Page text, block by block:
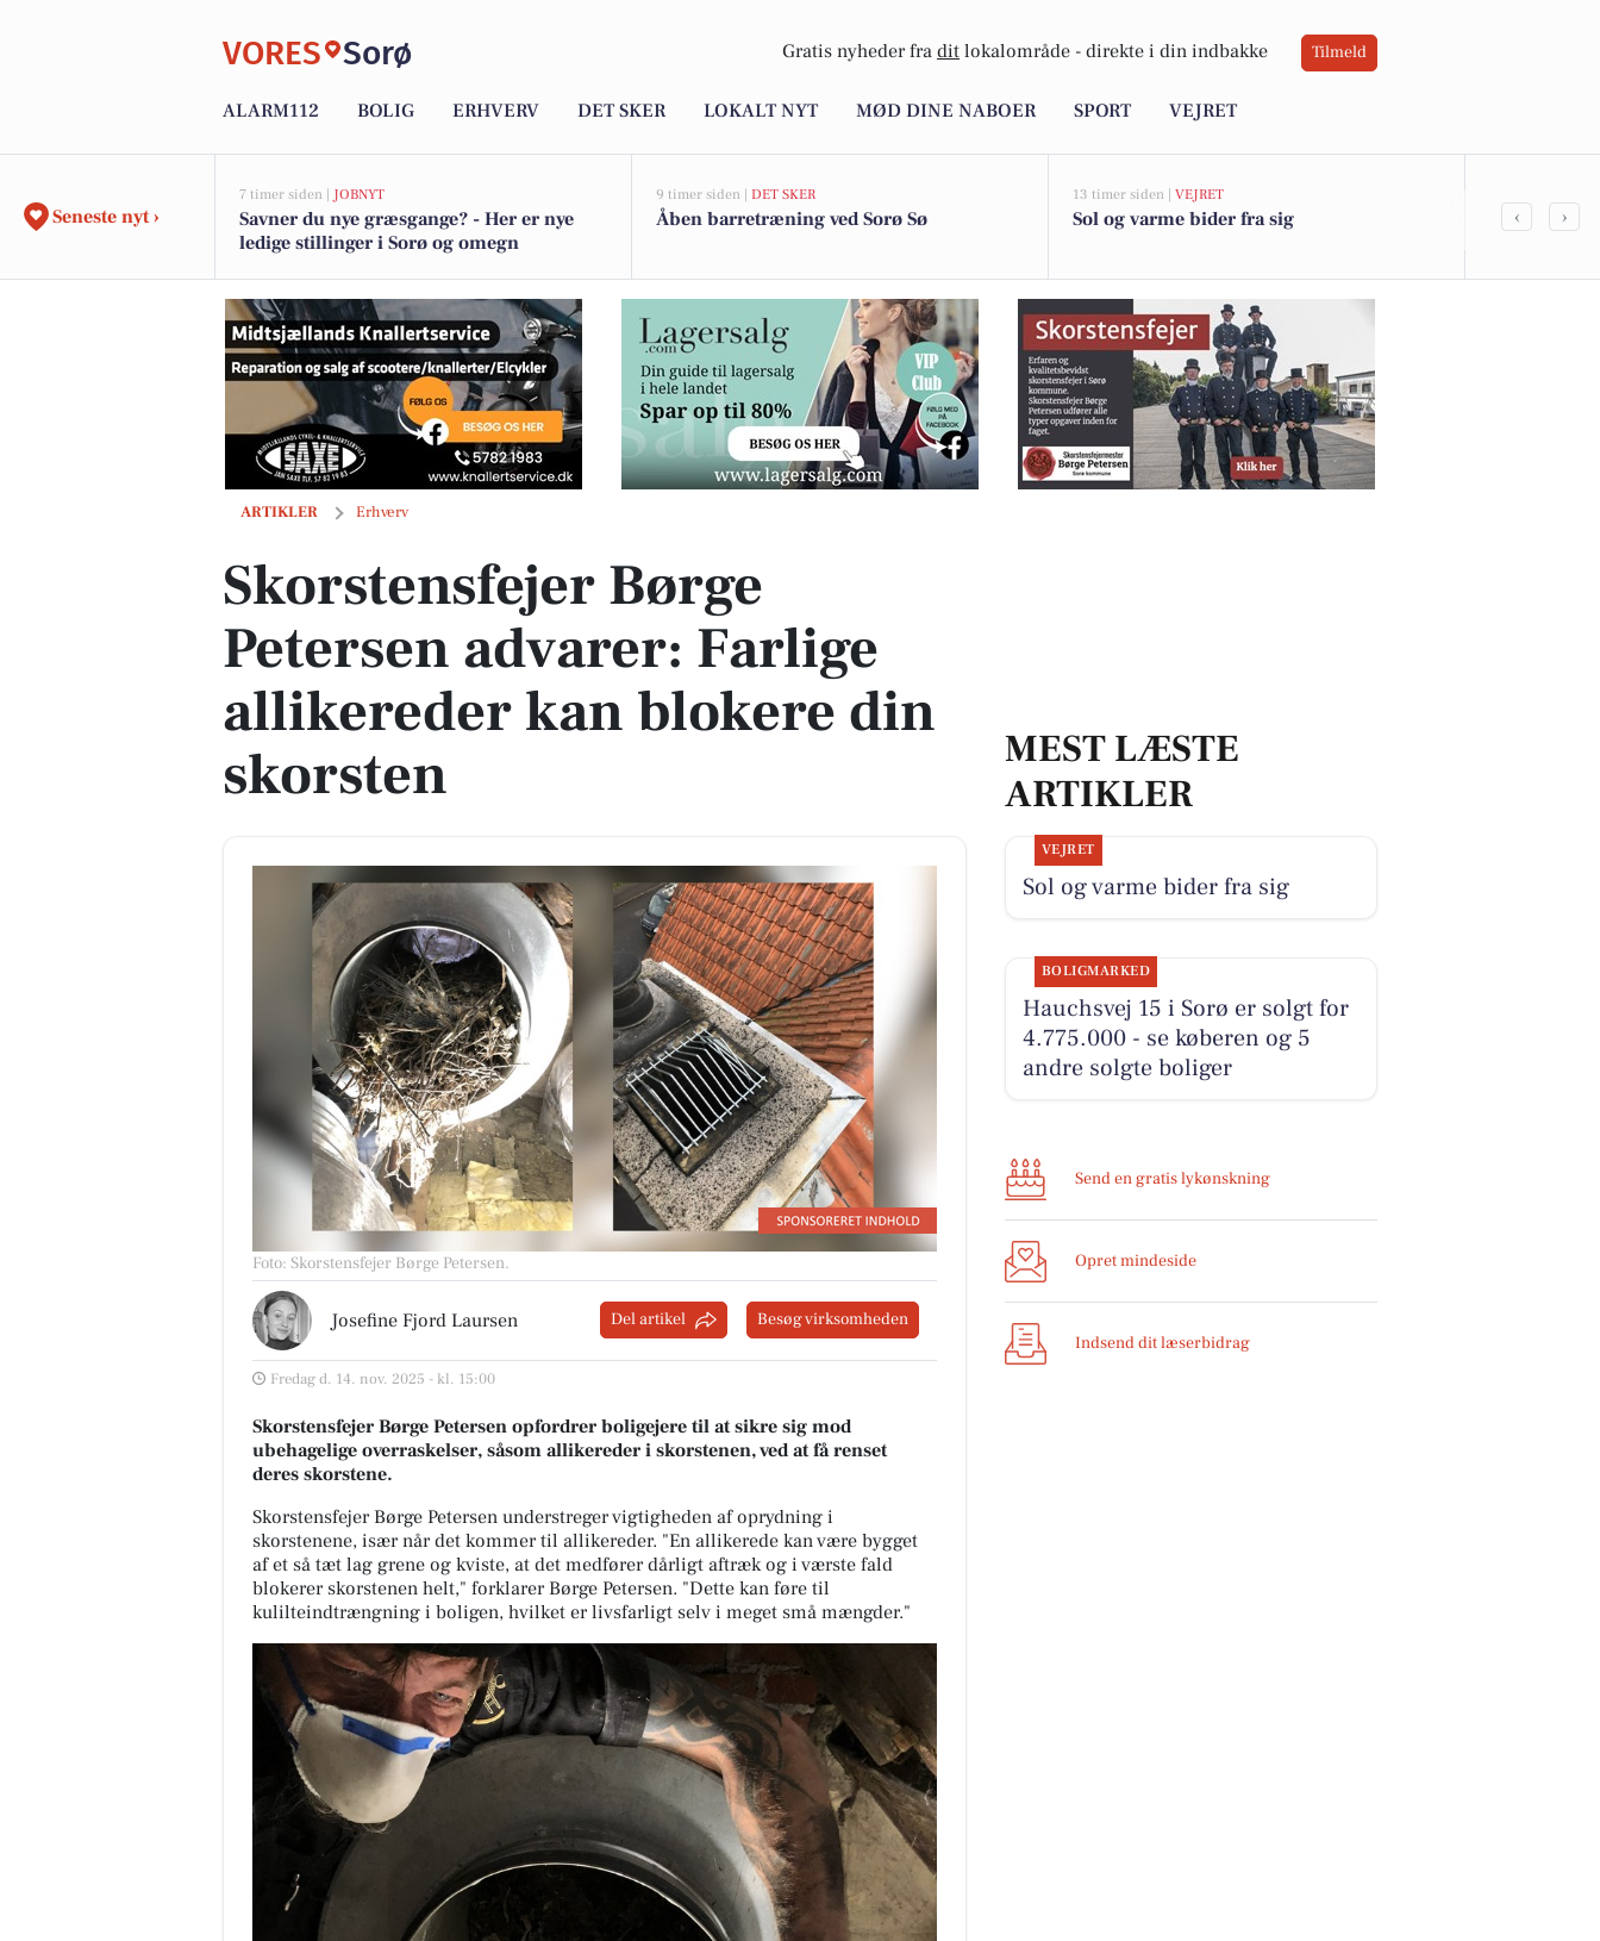
VORES Sorø Gratis nyheder fra dit lokalområde - direkte i din indbakke Tilmeld
ALARM112 BOLIG ERHVERV DET SKER LOKALT NYT MØD DINE NABOER SPORT VEJRET
Seneste nyt ›
7 timer siden | JOBNYT
Savner du nye græsgange? - Her er nye
ledige stillinger i Sorø og omegn
9 timer siden | DET SKER
Åben barretræning ved Sorø Sø
13 timer siden | VEJRET
Sol og varme bider fra sig
Lange
‹ ›
ARTIKLER Erhverv
Skorstensfejer Børge Petersen advarer: Farlige allikereder kan blokere din skorsten
Skorstensfejer Børge
Petersen advarer: Farlige
allikereder kan blokere din
skorsten
Foto: Skorstensfejer Børge Petersen.
Josefine Fjord Laursen Del artikel Besøg virksomheden
Fredag d. 14. nov. 2025 - kl. 15:00
Skorstensfejer Børge Petersen opfordrer boligejere til at sikre sig mod
ubehagelige overraskelser, såsom allikereder i skorstenen, ved at få renset
deres skorstene.
Skorstensfejer Børge Petersen understreger vigtigheden af oprydning i
skorstenene, især når det kommer til allikereder. "En allikerede kan være bygget
af et så tæt lag grene og kviste, at det medfører dårligt aftræk og i værste fald
blokerer skorstenen helt," forklarer Børge Petersen. "Dette kan føre til
kulilteindtrængning i boligen, hvilket er livsfarligt selv i meget små mængder."
MEST LÆSTE
ARTIKLER
VEJRET
Sol og varme bider fra sig
BOLIGMARKED
Hauchsvej 15 i Sorø er solgt for
4.775.000 - se køberen og 5
andre solgte boliger
Send en gratis lykønskning
Opret mindeside
Indsend dit læserbidrag